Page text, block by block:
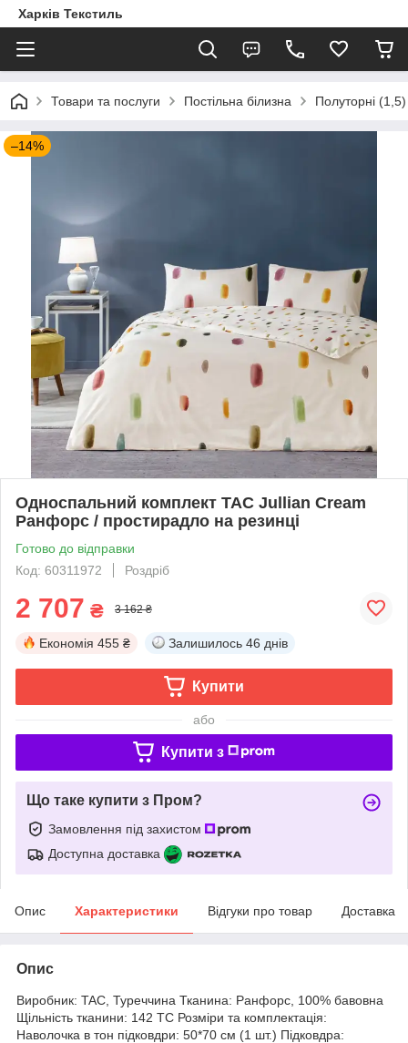
Харків Текстиль
Товари та послуги Постільна білизна Полуторні (1,5)
–14%
Односпальний комплект TAC Jullian Cream
Ранфорс / простирадло на резинці
Готово до відправки
Код: 60311972
Роздріб
2 707 ₴ 3 162 ₴
Економія 455 ₴ Залишилось 46 днів
Купити
або
Купити з
Що таке купити з Пром?
Замовлення під захистом
Доступна доставка
Опис Характеристики Відгуки про товар Доставка
Опис
Виробник: TAC, Туреччина Тканина: Ранфорс, 100% бавовна
Щільність тканини: 142 TC Розміри та комплектація:
Наволочка в тон підковдри: 50*70 см (1 шт.) Підковдра: